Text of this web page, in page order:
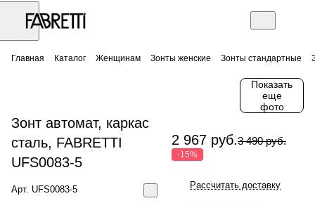
Главная Каталог Женщинам Зонты женские Зонты стандартные
Показать
еще
фото
Зонт автомат, каркас
сталь, FABRETTI
UFS0083-5
Арт. UFS0083-5
2 967 руб.3 490 руб.
-15%
Рассчитать доставку